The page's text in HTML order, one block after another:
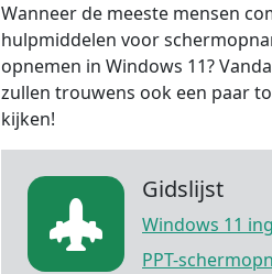
Wanneer de meeste mensen
hulpmiddelen voor
opnemen in Windows 11?
zullen trouwens ook een paar
kijken!
Gidslijst
Windows 11
PPT-